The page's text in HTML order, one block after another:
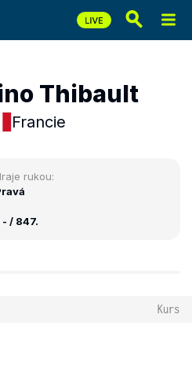
Thibault
Francie
rukou:
/ 847.
Kurs